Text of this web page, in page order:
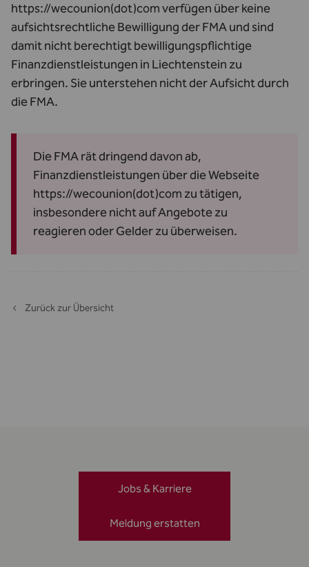
https://wecounion(dot)com verfügen über keine
aufsichtsrechtliche Bewilligung der FMA und sind
damit nicht berechtigt bewilligungspflichtige
Finanzdienstleistungen in Liechtenstein zu
erbringen. Sie unterstehen nicht der Aufsicht durch
die FMA.
Die FMA rät dringend davon ab,
Finanzdienstleistungen über die Webseite
https://wecounion(dot)com zu tätigen,
insbesondere nicht auf Angebote zu
reagieren oder Gelder zu überweisen.
Zurück zur Übersicht
Jobs & Karriere
Meldung erstatten